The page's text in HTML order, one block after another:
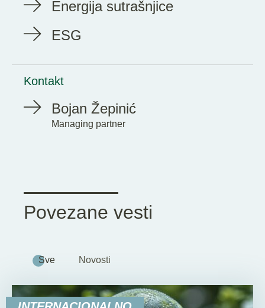
Energija sutrašnjice
ESG
Kontakt
Bojan Žepinić
Managing partner
Povezane vesti
Sve Novosti